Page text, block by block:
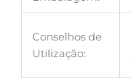
Conselhos de
Utilização: